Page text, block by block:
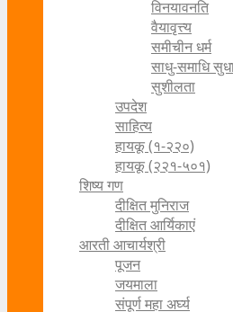
विनयावनति
वैयावृत्त्य
समीचीन धर्म
साधु-समाधि
सुशीलता
उपदेश
साहित्य
हायकू (१‍-२२०)
हायकू (२२१-५०१)
शिष्य गण
दीक्षित मुनिराज
दीक्षित आर्यिकाएं
आरती आचार्यश्री
पूजन
जयमाला
संपूर्ण महा अर्घ्य